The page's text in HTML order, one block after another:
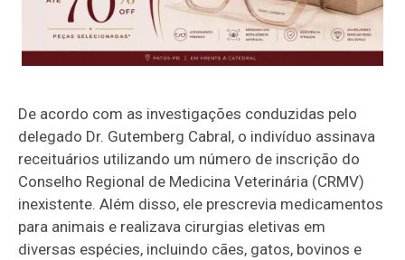
De acordo com as investigações conduzidas pelo
delegado Dr. Gutemberg Cabral, o indivíduo assinava
receituários utilizando um número de inscrição do
Conselho Regional de Medicina Veterinária (CRMV)
inexistente. Além disso, ele prescrevia medicamentos
para animais e realizava cirurgias eletivas em
diversas espécies, incluindo cães, gatos, bovinos e